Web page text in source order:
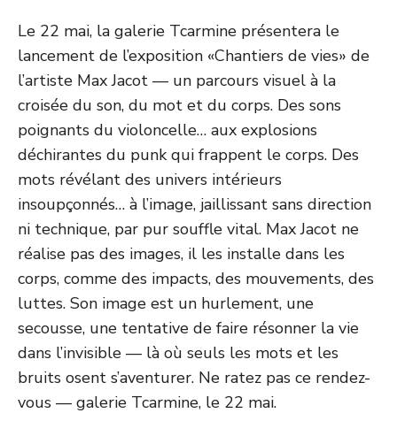
Le 22 mai, la galerie Tcarmine présentera le
lancement de l’exposition «Chantiers de vies» de
l’artiste Max Jacot — un parcours visuel à la
croisée du son, du mot et du corps. Des sons
poignants du violoncelle… aux explosions
déchirantes du punk qui frappent le corps. Des
mots révélant des univers intérieurs
insoupçonnés… à l’image, jaillissant sans direction
ni technique, par pur souffle vital. Max Jacot ne
réalise pas des images, il les installe dans les
corps, comme des impacts, des mouvements, des
luttes. Son image est un hurlement, une
secousse, une tentative de faire résonner la vie
dans l’invisible — là où seuls les mots et les
bruits osent s’aventurer. Ne ratez pas ce rendez-
vous — galerie Tcarmine, le 22 mai.